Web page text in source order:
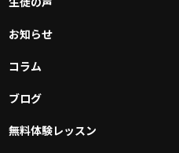
お知らせ
コラム
ブログ
無料体験レッスン